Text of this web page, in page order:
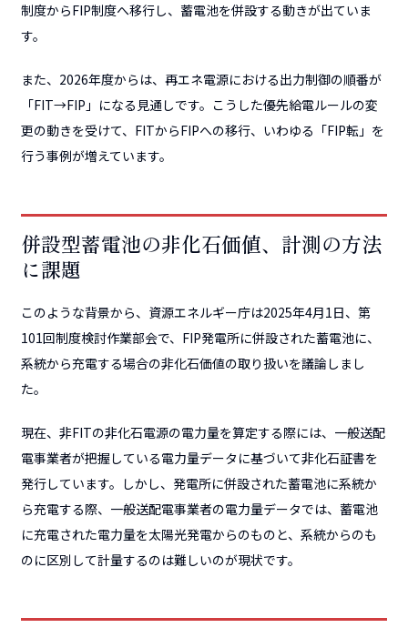
制度からFIP制度へ移行し、蓄電池を併設する動きが出ていま
す。
また、2026年度からは、再エネ電源における出力制御の順番が
「FIT→FIP」になる見通しです。こうした優先給電ルールの変
更の動きを受けて、FITからFIPへの移行、いわゆる「FIP転」を
行う事例が増えています。
併設型蓄電池の非化石価値、計測の方法
に課題
このような背景から、資源エネルギー庁は2025年4月1日、第
101回制度検討作業部会で、FIP発電所に併設された蓄電池に、
系統から充電する場合の非化石価値の取り扱いを議論しまし
た。
現在、非FITの非化石電源の電力量を算定する際には、一般送配
電事業者が把握している電力量データに基づいて非化石証書を
発行しています。しかし、発電所に併設された蓄電池に系統か
ら充電する際、一般送配電事業者の電力量データでは、蓄電池
に充電された電力量を太陽光発電からのものと、系統からのも
のに区別して計量するのは難しいのが現状です。